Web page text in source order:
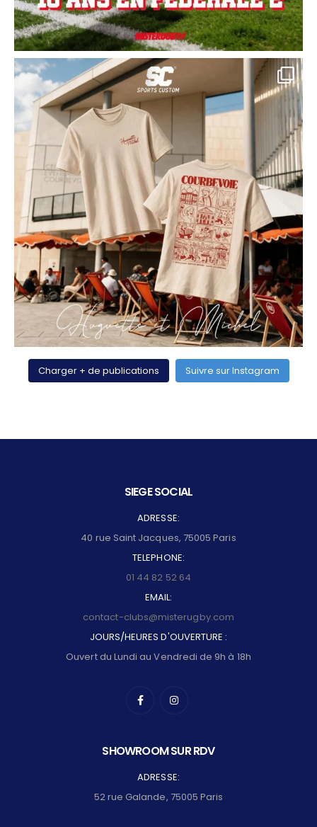
Charger + de publications Suivre sur Instagram
SIEGE SOCIAL
ADRESSE:
40 rue Saint Jacques, 75005 Paris
TELEPHONE:
01 44 82 52 64
EMAIL:
contact-clubs@misterugby.com
JOURS/HEURES D'OUVERTURE :
Ouvert du Lundi au Vendredi de 9h à 18h
SHOWROOM SUR RDV
ADRESSE:
52 rue Galande, 75005 Paris